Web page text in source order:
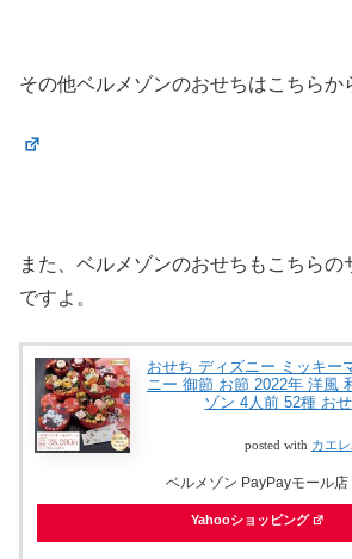
その他ベルメゾンのおせちはこちらか
また、ベルメゾンのおせちもこちら
ですよ。
おせち ディズニー ミッキー
ニー 御節 お節 2022年 洋風
ゾン 4人前 52種 お
posted with カエ
ベルメゾン PayPayモール店
Yahooショッピング